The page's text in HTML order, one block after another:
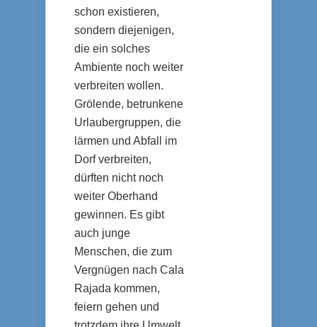
schon existieren,
sondern diejenigen,
die ein solches
Ambiente noch weiter
verbreiten wollen.
Grölende, betrunkene
Urlaubergruppen, die
lärmen und Abfall im
Dorf verbreiten,
dürften nicht noch
weiter Oberhand
gewinnen. Es gibt
auch junge
Menschen, die zum
Vergnügen nach Cala
Rajada kommen,
feiern gehen und